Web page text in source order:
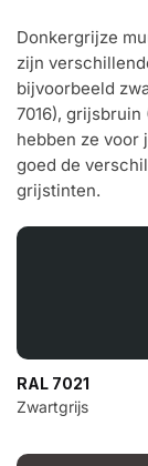
Donkergrijze
zijn
bijvoorbeeld
7016), grijsbruin
hebben ze voor
goed de
grijstinten.
RAL 7021
Zwartgrijs